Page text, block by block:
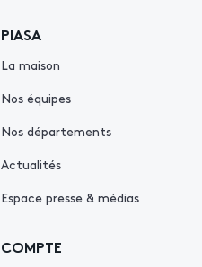
PIASA
La maison
Nos équipes
Nos départements
Actualités
Espace presse & médias
COMPTE